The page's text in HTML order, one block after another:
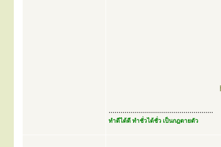
.....................................................
ทำดีได้ดี ทำชั่วได้ชั่ว เป็นกฎตายตัว